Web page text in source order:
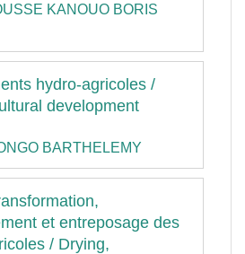
KANOUO BORIS
hydro-agricoles /
development
BARTHELEMY
et entreposage des
/ Drying,